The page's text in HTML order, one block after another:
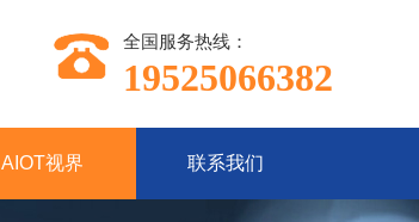
全国服务热线：
19525066382
AIOT视界 联系我们